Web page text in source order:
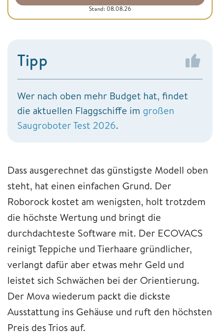
Stand: 08.08.26
Tipp
Wer nach oben mehr Budget hat, findet
die aktuellen Flaggschiffe im großen
Saugroboter Test 2026.
Dass ausgerechnet das günstigste Modell oben
steht, hat einen einfachen Grund. Der
Roborock kostet am wenigsten, holt trotzdem
die höchste Wertung und bringt die
durchdachteste Software mit. Der ECOVACS
reinigt Teppiche und Tierhaare gründlicher,
verlangt dafür aber etwas mehr Geld und
leistet sich Schwächen bei der Orientierung.
Der Mova wiederum packt die dickste
Ausstattung ins Gehäuse und ruft den höchsten
Preis des Trios auf.